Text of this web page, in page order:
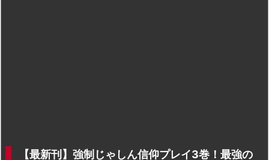
【最新刊】強制じゃしん信仰プレイ3巻！最強の